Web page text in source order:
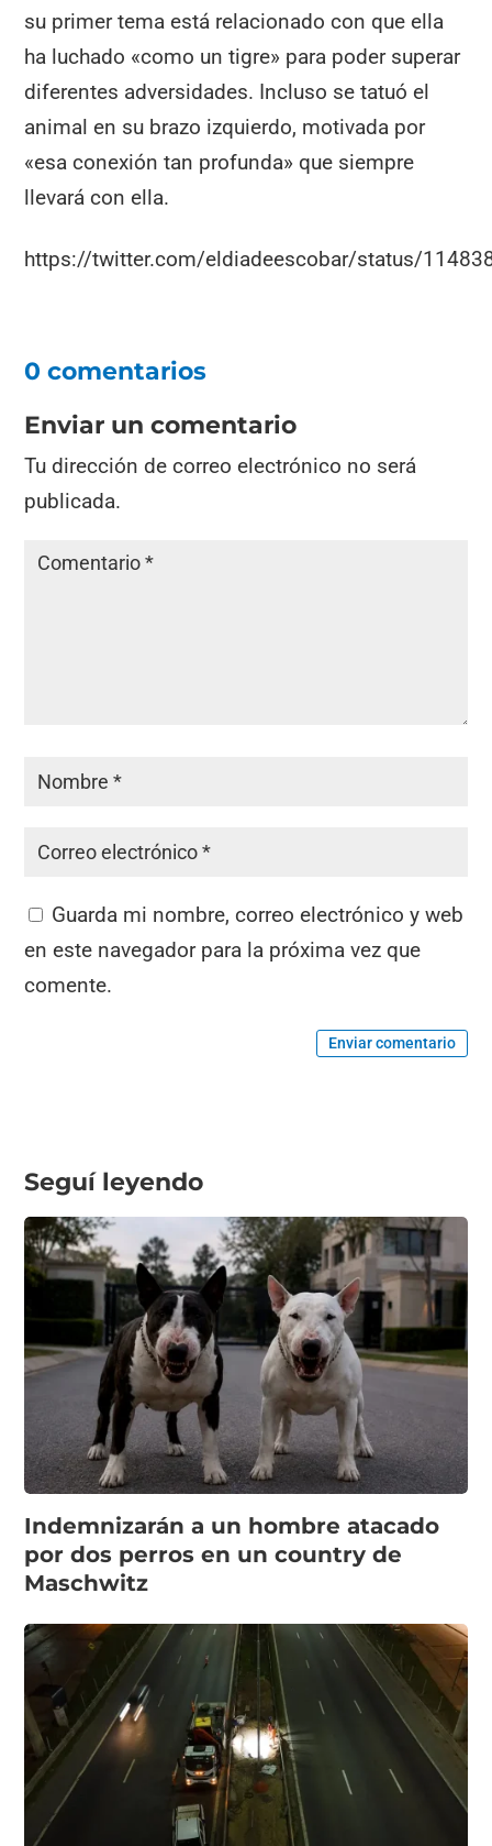
su primer tema está relacionado con que ella
ha luchado «como un tigre» para poder superar
diferentes adversidades. Incluso se tatuó el
animal en su brazo izquierdo, motivada por
«esa conexión tan profunda» que siempre
llevará con ella.
https://twitter.com/eldiadeescobar/status/
0 comentarios
Enviar un comentario
Tu dirección de correo electrónico no será
publicada.
Guarda mi nombre, correo electrónico y web
en este navegador para la próxima vez que
comente.
Enviar comentario
Seguí leyendo
Indemnizarán a un hombre atacado
por dos perros en un country de
Maschwitz